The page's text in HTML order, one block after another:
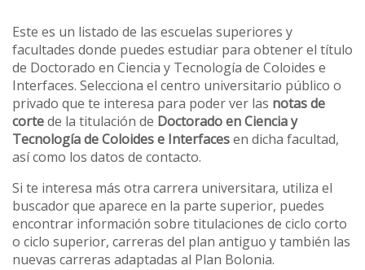
Este es un listado de las escuelas superiores y
facultades donde puedes estudiar para obtener el título
de Doctorado en Ciencia y Tecnología de Coloides e
Interfaces. Selecciona el centro universitario público o
privado que te interesa para poder ver las notas de
cortede la titulación de Doctorado en Ciencia y
Tecnología de Coloides e Interfacesen dicha facultad,
así como los datos de contacto.
Si te interesa más otra carrera universitara, utiliza el
buscador que aparece en la parte superior, puedes
encontrar información sobre titulaciones de ciclo corto
o ciclo superior, carreras del plan antiguo y también las
nuevas carreras adaptadas al Plan Bolonia.